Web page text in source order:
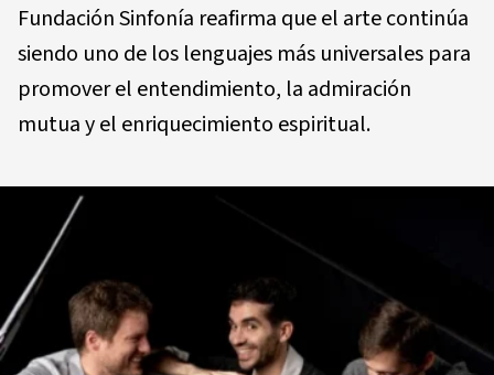
Fundación Sinfonía reafirma que el arte continúa
siendo uno de los lenguajes más universales para
promover el entendimiento, la admiración
mutua y el enriquecimiento espiritual.